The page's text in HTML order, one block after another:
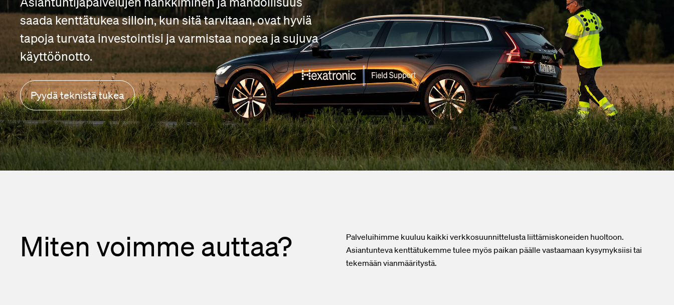
saada kenttätukea silloin, kun sitä tarvitaan, ovat hyviä
tapoja turvata investointisi ja varmistaa nopea ja sujuva
käyttöönotto.
Pyydä teknistä tukea
Miten voimme auttaa?
Palveluihimme kuuluu kaikki verkkosuunnittelusta liittämiskoneiden huoltoon.
Asiantunteva kenttätukemme tulee myös paikan päälle vastaamaan kysymyksiisi tai
tekemään vianmääritystä.